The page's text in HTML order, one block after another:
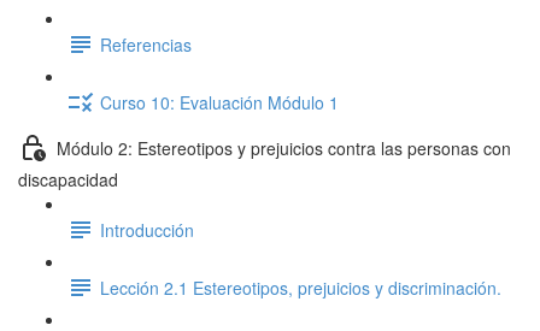
Referencias
Curso 10: Evaluación Módulo 1
Módulo 2: Estereotipos y prejuicios contra las personas con
discapacidad
Introducción
Lección 2.1 Estereotipos, prejuicios y discriminación.